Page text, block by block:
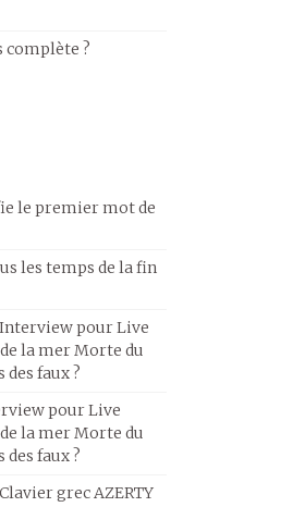
complète ?
le premier mot de
les temps de la fin
Interview pour Live
la mer Morte du
faux ?
pour Live
la mer Morte du
faux ?
Clavier grec AZERTY